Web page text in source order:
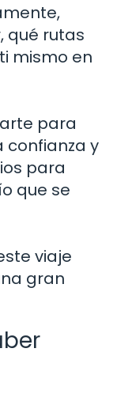
qué rutas
mismo en
para
confianza y
para
que se
viaje
gran